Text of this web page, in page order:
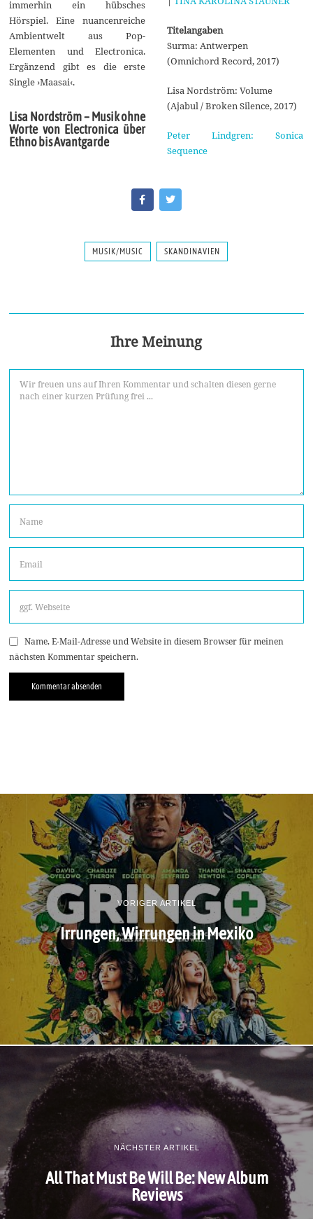
immerhin ein hübsches
Hörspiel. Eine nuancenreiche
Ambientwelt aus Pop-
Elementen und Electronica.
Ergänzend gibt es die erste
Single ›Maasai‹.
Lisa Nordström – Musik ohne
Worte von Electronica über
Ethno bis Avantgarde
Titelangaben
Surma: Antwerpen
(Omnichord Record, 2017)
Lisa Nordström: Volume
(Ajabul / Broken Silence, 2017)
Peter Lindgren: Sonica
Sequence
MUSIK/MUSIC SKANDINAVIEN
Ihre Meinung
Name, E-Mail-Adresse und Website in diesem Browser für meinen
nächsten Kommentar speichern.
VORIGER ARTIKEL
Irrungen, Wirrungen in Mexiko
NÄCHSTER ARTIKEL
All That Must Be Will Be: New Album
Reviews